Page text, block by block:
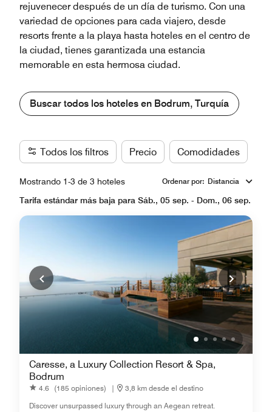
rejuvenecer después de un día de turismo. Con una
variedad de opciones para cada viajero, desde
resorts frente a la playa hasta hoteles en el centro de
la ciudad, tienes garantizada una estancia
memorable en esta hermosa ciudad.
Buscar todos los hoteles en Bodrum, Turquía
Todos los filtros Precio Comodidades
Mostrando 1-3 de 3 hoteles Ordenar por: Distancia
Tarifa estándar más baja para Sáb., 05 sep. - Dom., 06 sep.
Caresse, a Luxury Collection Resort & Spa,
Bodrum
4.6 (185 opiniones) |
3,8 km desde el destino
Discover unsurpassed luxury through an Aegean retreat.